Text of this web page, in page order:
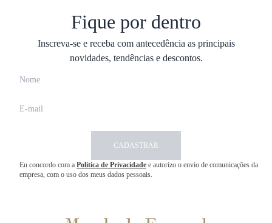
Fique por dentro
Inscreva-se e receba com antecedência as principais
novidades, tendências e descontos.
CADASTRAR
Eu concordo com a Política de Privacidade e autorizo o envio de comunicações da
empresa, com o uso dos meus dados pessoais.